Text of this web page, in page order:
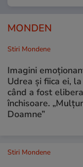
MONDEN
Stiri Mondene
Imagini
Udrea și fiica ei,
când a fost
închisoare.
Doamne”
Stiri Mondene